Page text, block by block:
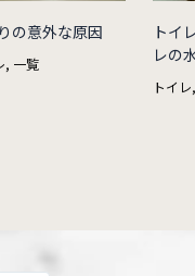
の意外な原因
, 一覧
トイ
レの
トイレ,